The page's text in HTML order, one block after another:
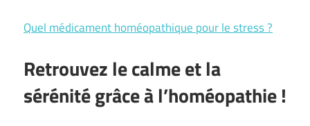
Quel médicament homéopathique pour le stress ?
Retrouvez le calme et la
sérénité grâce à l’homéopathie !